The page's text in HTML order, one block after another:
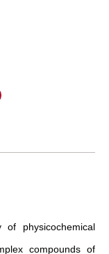
physicochemical
compounds of